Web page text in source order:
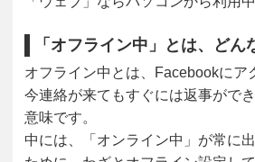
「オフライン中」とは、どん
オフライン中とは、Facebookにア
今連絡が来てもすぐには返事がで
意味です。
中には、「オンライン中」が常に